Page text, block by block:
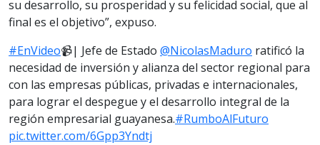
su desarrollo, su prosperidad y su felicidad social, que al
final es el objetivo”, expuso.
#EnVideo📹| Jefe de Estado @NicolasMaduro ratificó la
necesidad de inversión y alianza del sector regional para
con las empresas públicas, privadas e internacionales,
para lograr el despegue y el desarrollo integral de la
región empresarial guayanesa.#RumboAlFuturo
pic.twitter.com/6Gpp3Yndtj